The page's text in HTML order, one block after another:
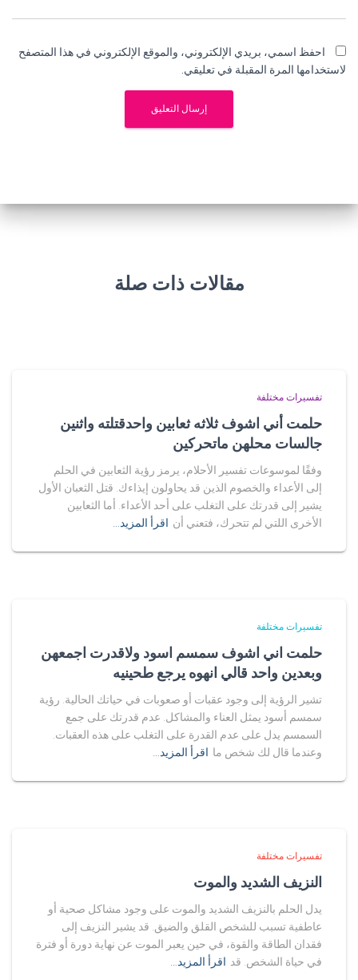
احفظ اسمي، بريدي الإلكتروني، والموقع الإلكتروني في هذا المتصفح
لاستخدامها المرة المقبلة في تعليقي.
مقالات ذات صلة
تفسيرات مختلفة
حلمت أني اشوف ثلاثه ثعابين واحدقتلته واثنين
جالسات محلهن ماتحركين
وفقًا لموسوعات تفسير الأحلام، يرمز رؤية الثعابين في الحلم
إلى الأعداء والخصوم الذين قد يحاولون إيذاءك. قتل الثعبان الأول
يشير إلى قدرتك على التغلب على أحد الأعداء. أما الثعابين
الأخرى اللتي لم تتحرك، فتعني أن اقرأ المزيد…
تفسيرات مختلفة
حلمت اني اشوف سمسم اسود ولاقدرت اجمعهن
وبعدين واحد قالي انهوه يرجع طحينيه
تشير الرؤية إلى وجود عقبات أو صعوبات في حياتك الحالية. رؤية
سمسم أسود يمثل العناء والمشاكل. عدم قدرتك على جمع
السمسم يدل على عدم القدرة على التغلب على هذه العقبات.
وعندما قال لك شخص ما اقرأ المزيد…
تفسيرات مختلفة
النزيف الشديد والموت
يدل الحلم بالنزيف الشديد والموت على وجود مشاكل صحية أو
عاطفية تسبب للشخص القلق والضيق. قد يشير النزيف إلى
فقدان الطاقة والقوة، في حين يعبر الموت عن نهاية دورة أو فترة
في حياة الشخص. قد اقرأ المزيد…